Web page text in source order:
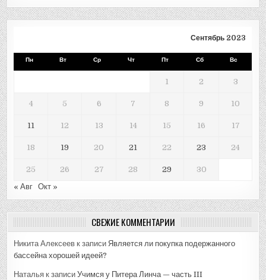
Сентябрь 2023
Пн Вт Ср Чт Пт Сб Вс
1 2 3
4 5 6 7 8 9 10
11 12 13 14 15 16 17
18 19 20 21 22 23 24
25 26 27 28 29
30
« Авг
Окт »
СВЕЖИЕ КОММЕНТАРИИ
Никита Алексеев к записиЯвляется ли покупка подержанного
бассейна хорошей идеей?
Наталья к записиУчимся у Питера Линча — часть III